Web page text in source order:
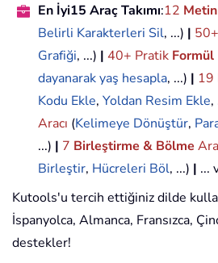
En İyi15 Araç Takımı:12 Metin
Belirli Karakterleri Sil, ...) | 50+
Grafiği, ...) | 40+ Pratik Formül
dayanarak yaş hesapla, ...) | 19
Kodu Ekle, Yoldan Resim Ekle,
Aracı (Kelimeye Dönüştür,
...) | 7 Birleştirme & Bölme
Birleştir, Hücreleri Böl, ...) | ...
Kutools'u tercih ettiğiniz dilde
İspanyolca, Almanca, Fransızca,
destekler!